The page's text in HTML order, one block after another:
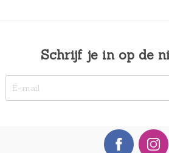
Schrijf je in op de